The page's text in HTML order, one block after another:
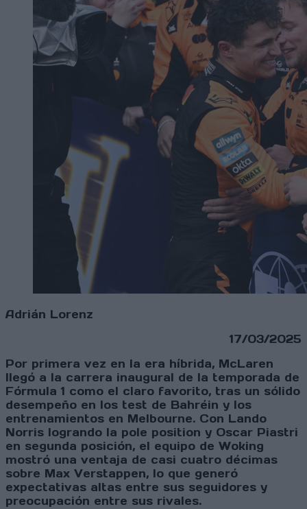
Adrián Lorenz
17/03/2025
Por primera vez en la era híbrida, McLaren
llegó a la carrera inaugural de la temporada de
Fórmula 1 como el claro favorito, tras un sólido
desempeño en los test de Bahréin y los
entrenamientos en Melbourne. Con Lando
Norris logrando la pole position y Oscar Piastri
en segunda posición, el equipo de Woking
mostró una ventaja de casi cuatro décimas
sobre Max Verstappen, lo que generó
expectativas altas entre sus seguidores y
preocupación entre sus rivales.